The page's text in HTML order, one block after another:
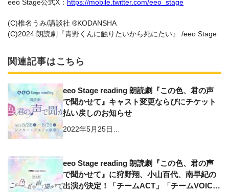
eeo Stage公式X： https://mobile.twitter.com/eeo_stage
(C)椎名うみ/講談社 ®KODANSHA
(C)2024 朗読劇『青野くんに触りたいから死にたい』 /eeo Stage
関連記事はこちら
eeo Stage reading 朗読劇『この色、君の声
で聞かせて』キャスト変更ならびにチケット
払い戻しのお知らせ
2022年5月25日…
eeo Stage reading 朗読劇『この色、君の声
で聞かせて』に狩野翔、小山百代、南早紀の
出演が決定！「チームACT」「チームVOIC